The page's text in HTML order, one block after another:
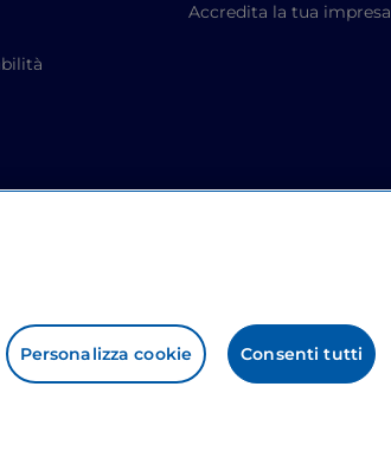
Accredita la tua impresa
Personalizza cookie Consenti tutti